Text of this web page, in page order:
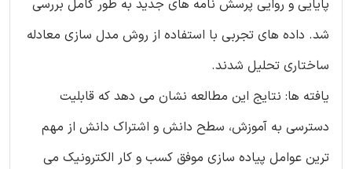
پایایی و روایی پرسش نامه های جدید به طور کامل بررسی
شد. داده های تجربی با استفاده از روش مدل سازی معادله
ساختاری تحلیل شدند.
یافته ها: نتایج این مطالعه نشان می دهد که قابلیت
دسترسی به آموزش، سطح دانش و اشتراک دانش از مهم
ترین عوامل پیاده سازی موفق کسب و کار الکترونیک می